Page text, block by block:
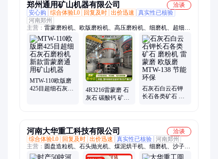
郑州通用矿山机器有限公司
洽谈
安心购
综合体验L0 回复及时 出价迅速
真实性已核验
河南郑州
主营： 雷蒙磨粉机、欧版磨粉机、高压磨粉机、细磨机、超细磨
粉机、MTW欧版磨、YGM高压悬辊磨粉机、MTW1720欧版
磨、雷蒙磨、雷蒙机、5R雷蒙磨粉机、YGM160高压磨、石灰石
磨粉机、煤矿石磨粉机、球磨机、YGM130磨粉机、425目磨粉
机、200目磨粉机、矿石磨粉生产线、电厂脱硫磨粉设备、选矿
设备
MTW-110欧版磨
425目超细石灰石
4R3216雷蒙磨 石
灰石 碳酸钙 矿山
石灰石白云石钾
长石各类矿石 磨
河南大华重工科技有限公司
洽谈
综合体验L0
回复及时 出价迅速 真实性已核验 河南郑州
主营： 圆盘造粒机、石头抛光机、煤泥烘干机、细磨机、沙子烘
干机、球磨机、鹅卵石抛光机、污泥烘干机、矿渣烘干机、有机